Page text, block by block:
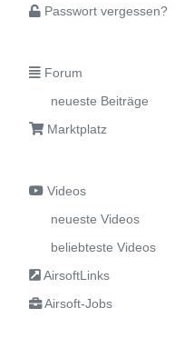
Passwort vergessen?
Forum
neueste Beiträge
Marktplatz
Videos
neueste Videos
beliebteste Videos
AirsoftLinks
Airsoft-Jobs